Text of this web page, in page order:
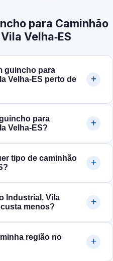
para Caminhão
Velha‑ES
guincho para
Velha‑ES perto de
para
Velha‑ES?
tipo de caminhão
Industrial, Vila
menos?
região no